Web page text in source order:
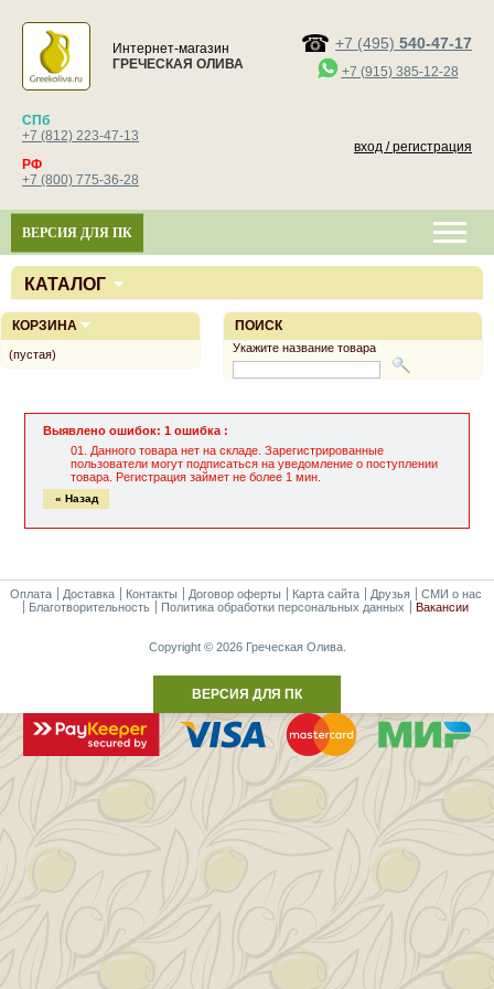
Интернет-магазин
ГРЕЧЕСКАЯ ОЛИВА
+7 (495) 540-47-17
+7 (915) 385-12-28
СПб
+7 (812) 223-47-13
РФ
+7 (800) 775-36-28
вход / регистрация
ВЕРСИЯ ДЛЯ ПК
КАТАЛОГ
Выявлено ошибок: 1 ошибка :
Данного товара нет на складе. Зарегистрированные
пользователи могут подписаться на уведомление о поступлении
товара. Регистрация займет не более 1 мин.
« Назад
ПОИСК
Укажите название товара
КОРЗИНА
(пустая)
Оплата Доставка Контакты Договор оферты Карта сайта Друзья
СМИ о нас
Благотворительность
Политика обработки персональных данных Вакансии
Copyright © 2026 Греческая Олива.
ВЕРСИЯ ДЛЯ ПК